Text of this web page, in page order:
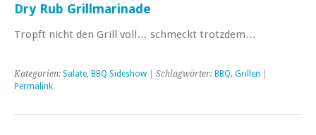
Dry Rub Grillmarinade
Tropft nicht den Grill voll… schmeckt trotzdem…
Kategorien: Salate, BBQ Sideshow | Schlagwörter: BBQ, Grillen
Permalink